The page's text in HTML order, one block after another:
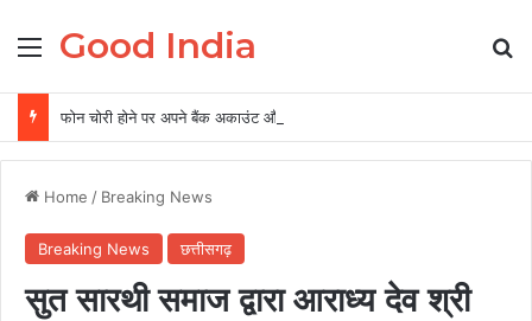
Menu
Good India
Home / Breaking News
Breaking News छत्तीसगढ़
सुत सारथी समाज द्वारा आराध्य देव श्री